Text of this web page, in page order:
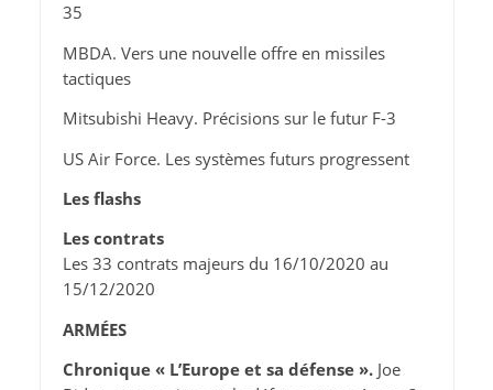
35
MBDA. Vers une nouvelle offre en missiles
tactiques
Mitsubishi Heavy. Précisions sur le futur F-3
US Air Force. Les systèmes futurs progressent
Les flashs
Les contrats
Les 33 contrats majeurs du 16/10/2020 au
15/12/2020
ARMÉES
Chronique « L’Europe et sa défense ».Joe